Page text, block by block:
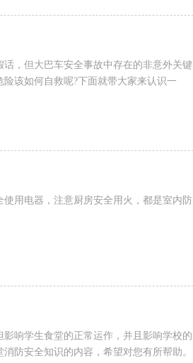
，但大巴车安全事故中存在的非意外关键
该如何自救呢?下面就带大家来认识一
用电器，注意厨房安全用火，都是室内防
响学生食堂的正常运作，并且影响学校的
防安全知识的内容，希望对您有所帮助。